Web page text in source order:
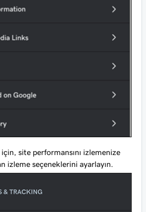
site performansını izlemenize
izleme seçeneklerini ayarlayın.